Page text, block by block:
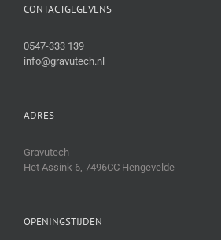
CONTACTGEGEVENS
0547-333 139
info@gravutech.nl
ADRES
Gravutech
Het Assink 6, 7496CC Hengevelde
OPENINGSTIJDEN